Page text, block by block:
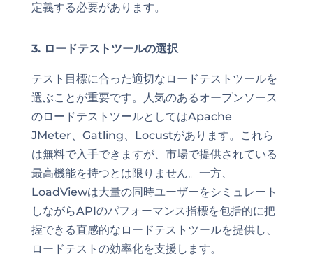
定義する必要があります。
3. ロードテストツールの選択
テスト目標に合った適切なロードテストツールを
選ぶことが重要です。人気のあるオープンソース
のロードテストツールとしてはApache
JMeter、Gatling、Locustがあります。これら
は無料で入手できますが、市場で提供されている
最高機能を持つとは限りません。一方、
LoadViewは大量の同時ユーザーをシミュレート
しながらAPIのパフォーマンス指標を包括的に把
握できる直感的なロードテストツールを提供し、
ロードテストの効率化を支援します。